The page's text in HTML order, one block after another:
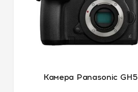
Камера Panasonic GH5